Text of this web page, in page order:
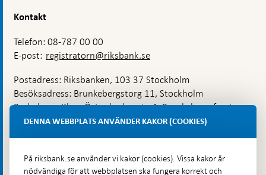
Kontakt
Telefon: 08-787 00 00
E-post: registratorn@riksbank.se
Postadress: Riksbanken, 103 37 Stockholm
Besöksadress: Brunkebergstorg 11, Stockholm
Budadress: Klara Östra kyrkogata 4, Brunkebergsfaret,
Lastplats 6
DENNA WEBBPLATS ANVÄNDER KAKOR (COOKIES)
På riksbank.se använder vi kakor (cookies). Vissa kakor är
nödvändiga för att webbplatsen ska fungera korrekt och